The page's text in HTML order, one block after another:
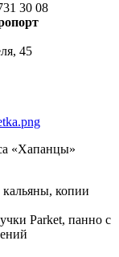
30 08
45
«Хапанцы»
копии
Parket, панно с